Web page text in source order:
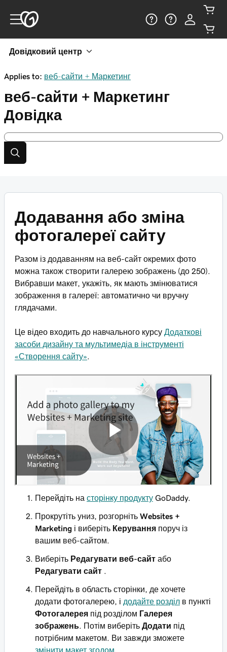
Довідковий центр
Applies to: веб-сайти + Маркетинг
веб-сайти + Маркетинг
Довідка
Додавання або зміна
фотогалереї сайту
Разом із додаванням на веб-сайт окремих фото
можна також створити галерею зображень (до 250).
Вибравши макет, укажіть, як мають змінюватися
зображення в галереї: автоматично чи вручну
глядачами.
Це відео входить до навчального курсу Додаткові
засоби дизайну та мультимедіа в інструменті
«Створення сайту»
Перейдіть на сторінку продукту GoDaddy.
Прокрутіть униз, розгорніть Websites +
Marketing і виберіть Керування поруч із
вашим веб-сайтом.
Виберіть Редагувати веб-сайт або
Редагувати сайт .
Перейдіть в область сторінки, де хочете
додати фотогалерею, і додайте розділ в пункті
Фотогалерея під розділом Галерея
зображень. Потім виберіть Додати під
потрібним макетом. Ви завжди зможете
змінити макет згодом.